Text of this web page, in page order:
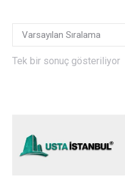
Tek bir sonuç gösteriliyor